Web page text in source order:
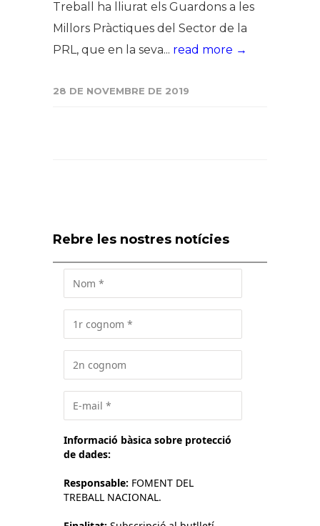
Treball ha lliurat els Guardons a les
Millors Pràctiques del Sector de la
PRL, que en la seva... read more →
28 DE NOVEMBRE DE 2019
Rebre les nostres notícies
Informació bàsica sobre protecció
de dades:
Responsable: FOMENT DEL
TREBALL NACIONAL.